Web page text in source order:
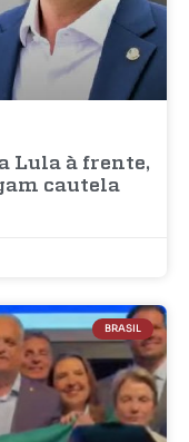
Lula à frente,
cautela
BRASIL